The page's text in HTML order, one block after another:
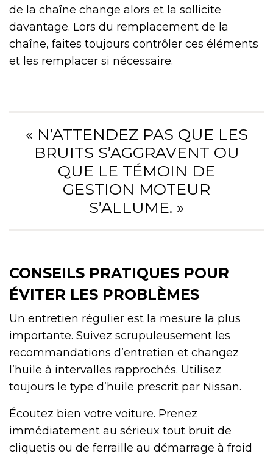
de la chaîne change alors et la sollicite
davantage. Lors du remplacement de la
chaîne, faites toujours contrôler ces éléments
et les remplacer si nécessaire.
« N’ATTENDEZ PAS QUE LES
BRUITS S’AGGRAVENT OU
QUE LE TÉMOIN DE
GESTION MOTEUR
S’ALLUME. »
CONSEILS PRATIQUES POUR
ÉVITER LES PROBLÈMES
Un entretien régulier est la mesure la plus
importante. Suivez scrupuleusement les
recommandations d’entretien et changez
l’huile à intervalles rapprochés. Utilisez
toujours le type d’huile prescrit par Nissan.
Écoutez bien votre voiture. Prenez
immédiatement au sérieux tout bruit de
cliquetis ou de ferraille au démarrage à froid